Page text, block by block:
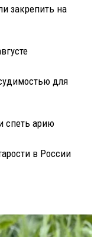
закрепить на
для
спеть арию
в России